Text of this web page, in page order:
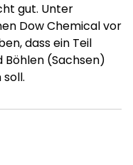
gut. Unter
Dow Chemical vor
dass ein Teil
Böhlen (Sachsen)